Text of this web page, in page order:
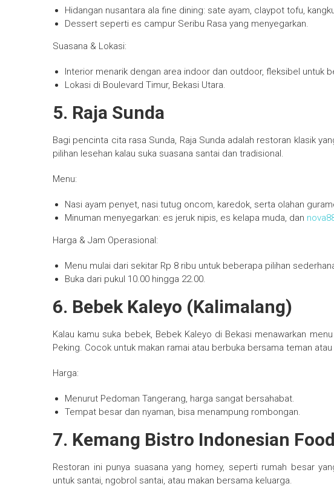
Hidangan nusantara ala fine dining: sate ayam, claypot tofu,
Dessert seperti es campur Seribu Rasa yang menyegarkan.
Suasana & Lokasi:
Interior menarik dengan area indoor dan outdoor, fleksibel untuk
Lokasi di Boulevard Timur, Bekasi Utara.
5. Raja Sunda
Bagi pencinta cita rasa Sunda, Raja Sunda adalah restoran klasik
pilihan lesehan kalau suka suasana santai dan tradisional.
Menu:
Nasi ayam penyet, nasi tutug oncom, karedok, serta olahan
Minuman menyegarkan: es jeruk nipis, es kelapa muda, dan
Harga & Jam Operasional:
Menu mulai dari sekitar Rp 8 ribu untuk beberapa pilihan
Buka dari pukul 10.00 hingga 22.00.
6. Bebek Kaleyo (Kalimalang)
Kalau kamu suka bebek, Bebek Kaleyo di Bekasi menawarkan
Peking. Cocok untuk makan ramai atau berbuka bersama teman atau
Harga:
Menurut Pedoman Tangerang, harga sangat bersahabat.
Tempat besar dan nyaman, bisa menampung rombongan.
7. Kemang Bistro Indonesian Food
Restoran ini punya suasana yang homey, seperti rumah besar
untuk santai, ngobrol santai, atau makan bersama keluarga.